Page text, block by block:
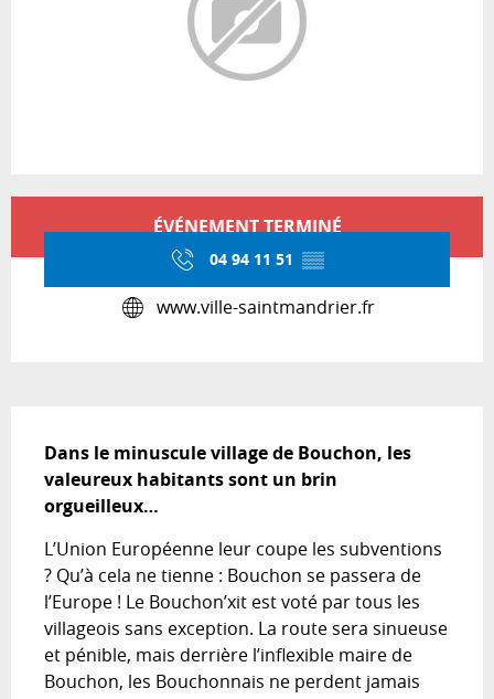
Ouverture et coordonnées
ÉVÉNEMENT TERMINÉ
04 94 11 51 ▒▒
www.ville-saintmandrier.fr
Dans le minuscule village de Bouchon, les
valeureux habitants sont un brin
orgueilleux…
L’Union Européenne leur coupe les subventions
? Qu’à cela ne tienne : Bouchon se passera de
l’Europe ! Le Bouchon’xit est voté par tous les
villageois sans exception. La route sera sinueuse
et pénible, mais derrière l’inflexible maire de
Bouchon, les Bouchonnais ne perdent jamais